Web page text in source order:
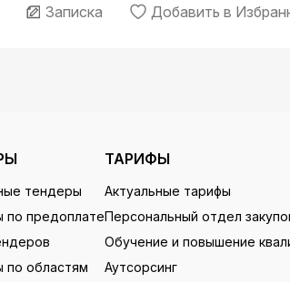
Записка Добавить в
тендеры
по предоплате
по областям
ТАРИФЫ
Актуальные тарифы
Персональный отдел
Обучение и повышение
Аутсорсинг